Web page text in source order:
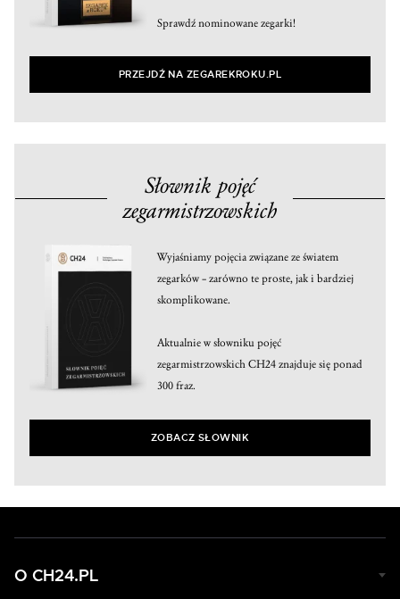
Sprawdź nominowane zegarki!
PRZEJDŹ NA ZEGAREKROKU.PL
Słownik pojęć
zegarmistrzowskich
Wyjaśniamy pojęcia związane ze światem
zegarków – zarówno te proste, jak i bardziej
skomplikowane.
Aktualnie w słowniku pojęć
zegarmistrzowskich CH24 znajduje się ponad
300 fraz.
ZOBACZ SŁOWNIK
O CH24.PL